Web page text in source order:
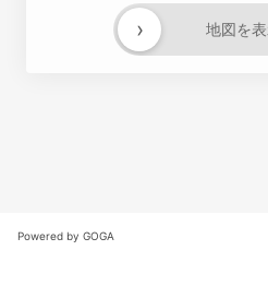
地図を
›
Powered by GOGA